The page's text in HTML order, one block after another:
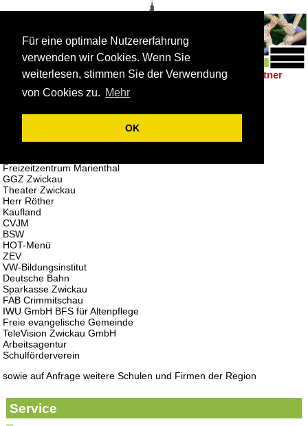
Für eine optimale Nutzererfahrung
verwenden wir Cookies. Wenn Sie
weiterlesen, stimmen Sie der Verwendung
von Cookies zu. Mehr
OK
Schulleben |Förderung | Berufsorientierung Partner
Partner
Arbeitskreis Schule-Wirtschaft
Freizeitzentrum Marienthal
GGZ Zwickau
Theater Zwickau
Herr Röther
Kaufland
CVJM
BSW
HOT-Menü
ZEV
VW-Bildungsinstitut
Deutsche Bahn
Sparkasse Zwickau
FAB Crimmitschau
IWU GmbH BFS für Altenpflege
Freie evangelische Gemeinde
TeleVision Zwickau GmbH
Arbeitsagentur
Schulförderverein
sowie auf Anfrage weitere Schulen und Firmen der Region
Service